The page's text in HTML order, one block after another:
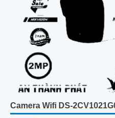
Camera Wifi DS-